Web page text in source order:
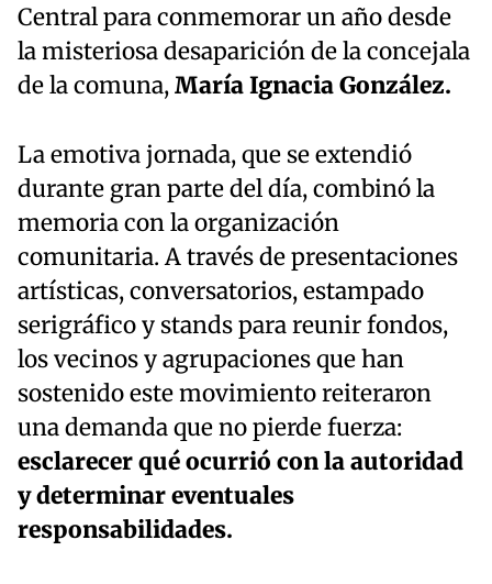
Central para conmemorar un año desde
la misteriosa desaparición de la concejala
de la comuna,María Ignacia González.
La emotiva jornada, que se extendió
durante gran parte del día, combinó la
memoria con la organización
comunitaria. A través de presentaciones
artísticas, conversatorios, estampado
serigráfico y stands para reunir fondos,
los vecinos y agrupaciones que han
sostenido este movimiento reiteraron
una demanda que no pierde fuerza:
esclarecer qué ocurrió con la autoridad
y determinar eventuales
responsabilidades.